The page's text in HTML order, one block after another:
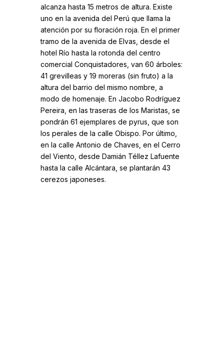
alcanza hasta 15 metros de altura. Existe
uno en la avenida del Perú que llama la
atención por su floración roja. En el primer
tramo de la avenida de Elvas, desde el
hotel Río hasta la rotonda del centro
comercial Conquistadores, van 60 árboles:
41 grevilleas y 19 moreras (sin fruto) a la
altura del barrio del mismo nombre, a
modo de homenaje. En Jacobo Rodríguez
Pereira, en las traseras de los Maristas, se
pondrán 61 ejemplares de pyrus, que son
los perales de la calle Obispo. Por último,
en la calle Antonio de Chaves, en el Cerro
del Viento, desde Damián Téllez Lafuente
hasta la calle Alcántara, se plantarán 43
cerezos japoneses.